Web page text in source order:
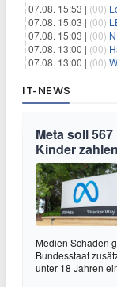
07.08. 15:53 | (00)
07.08. 15:03 | (00)
07.08. 15:03 | (00)
07.08. 13:00 | (00)
07.08. 13:00 | (00)
IT-NEWS
Meta soll
Kinder zahlen
Medien Schaden
Bundesstaat
unter 18 Jahren